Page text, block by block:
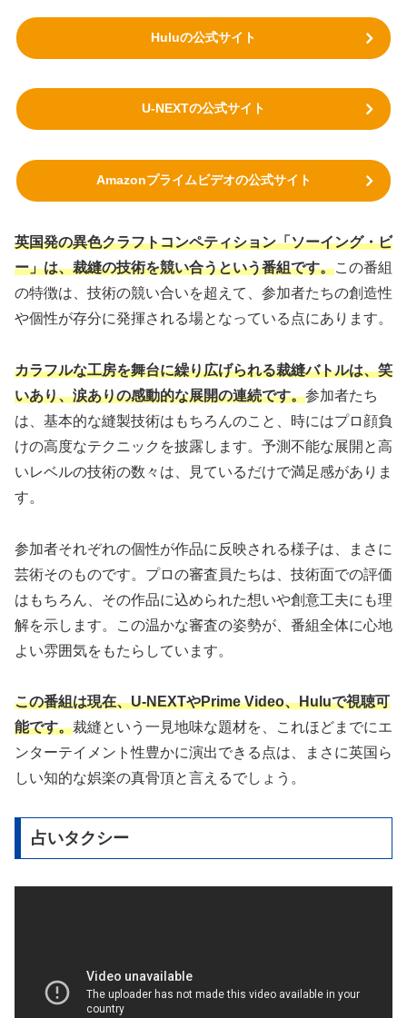
Huluの公式サイト
U-NEXTの公式サイト
Amazonプライムビデオの公式サイト
英国発の異色クラフトコンペティション「ソーイング・ビ
ー」は、裁縫の技術を競い合うという番組です。この番組
の特徴は、技術の競い合いを超えて、参加者たちの創造性
や個性が存分に発揮される場となっている点にあります。
カラフルな工房を舞台に繰り広げられる裁縫バトルは、笑
いあり、涙ありの感動的な展開の連続です。参加者たち
は、基本的な縫製技術はもちろんのこと、時にはプロ顔負
けの高度なテクニックを披露します。予測不能な展開と高
いレベルの技術の数々は、見ているだけで満足感がありま
す。
参加者それぞれの個性が作品に反映される様子は、まさに
芸術そのものです。プロの審査員たちは、技術面での評価
はもちろん、その作品に込められた想いや創意工夫にも理
解を示します。この温かな審査の姿勢が、番組全体に心地
よい雰囲気をもたらしています。
この番組は現在、U-NEXTやPrime Video、Huluで視聴可
能です。裁縫という一見地味な題材を、これほどまでにエ
ンターテイメント性豊かに演出できる点は、まさに英国ら
しい知的な娯楽の真骨頂と言えるでしょう。
占いタクシー